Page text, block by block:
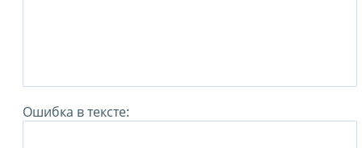
Ошибка в тексте: